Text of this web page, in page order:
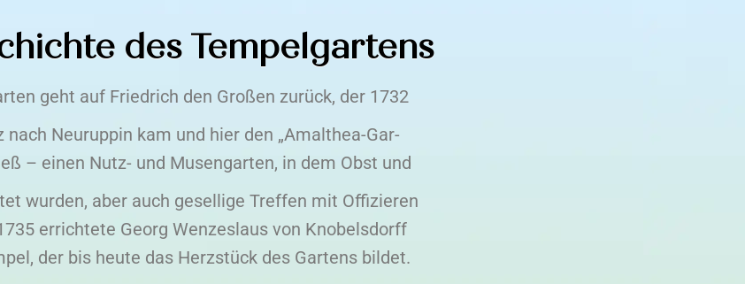
des Tempelgartens
geht auf Friedrich den Großen zurück, der 1732
nach Neuruppin kam und hier den „Amalthea-Gar-
– einen Nutz- und Musengarten, in dem Obst und
wurden, aber auch gesellige Treffen mit Offizieren
errichtete Georg Wenzeslaus von Knobelsdorff
der bis heute das Herzstück des Gartens bildet.